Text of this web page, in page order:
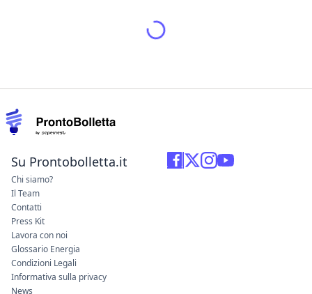
Chi siamo?
Contatti
Press Kit
Glossario Energia
Condizioni Legali
Informativa sulla privacy
News
Blog
Il gruppo papernest
Italia
Francia
Spagna